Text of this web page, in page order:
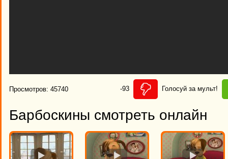
Просмотров: 45740 -93 Голосуй за мульт!
Барбоскины смотреть онлайн